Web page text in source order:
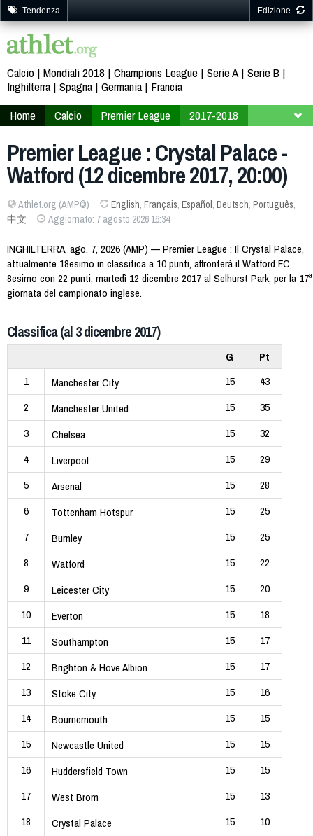
Tendenza Edizione
Calcio Mondiali 2018 Champions League Serie A Serie B
Inghilterra Spagna Germania
Francia
Home
Calcio Premier League
2017-2018
Premier League : Crystal Palace -
Watford (12 dicembre 2017, 20:00)
Athlet.org (AMP©) English, Français, Español, Deutsch, Português,
中文
Aggiornato: 7 agosto 2026 16:34
INGHILTERRA, ago. 7, 2026 (AMP) — Premier League : Il Crystal Palace,
attualmente 18esimo in classifica a 10 punti, affronterà il Watford FC,
8esimo con 22 punti, martedì 12 dicembre 2017 al Selhurst Park, per la 17ª
giornata del campionato inglese.
Classifica (al 3 dicembre 2017)
G
Pt
1
Manchester City 15
43
2
Manchester United 15
35
3
Chelsea 15
32
4
Liverpool 15
29
5
Arsenal 15
28
6
Tottenham Hotspur 15
25
7
Burnley 15
25
8
Watford 15
22
9
Leicester City 15
20
10
Everton 15
18
11
Southampton 15
17
12
Brighton & Hove Albion 15
17
13
Stoke City 15
16
14
Bournemouth 15
15
15
Newcastle United 15
15
16
Huddersfield Town 15
15
17
West Brom 15
13
18
Crystal Palace 15
10